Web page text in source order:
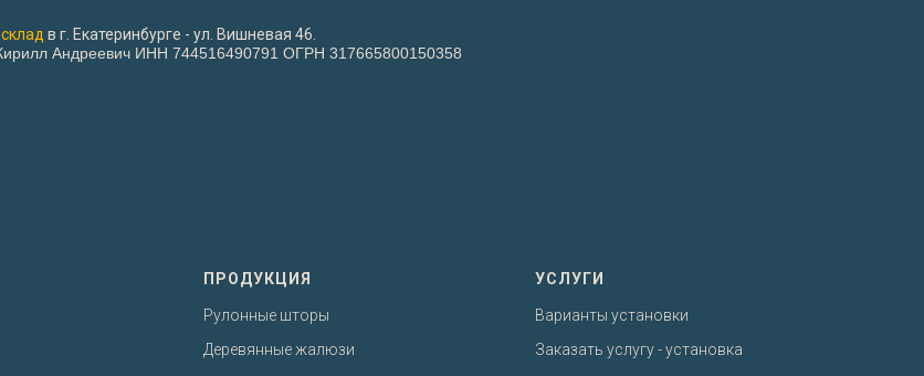
в г. Екатеринбурге - ул. Вишневая 46.
Андреевич ИНН 744516490791 ОГРН 317665800150358
ПРОДУКЦИЯ
Рулонные шторы
Деревянные жалюзи
УСЛУГИ
Варианты установки
Заказать услугу - установка